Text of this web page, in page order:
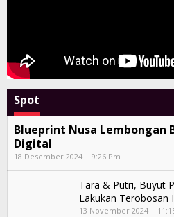
Spot
Blueprint Nusa Lembongan
Digital
18 Desember 2024 | 9:26 Pm
Tara & Putri, Buyut
Lakukan Terobosan
13 November 2024 |